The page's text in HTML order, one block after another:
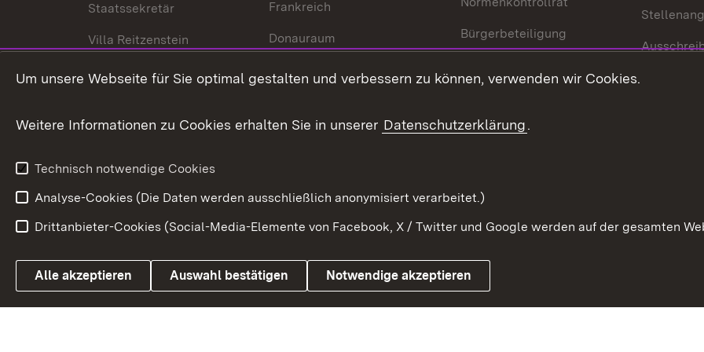
Staatssekretär
Villa Reitzenstein
Kontakt und Anfahrt
Frankreich
Donauraum
Dynamischer Europapool
Welt
Bürgerbeteiligung
Protokoll und
Link zum Landesportal
Impressum
Um unsere Webseite für Sie optimal gestalten und verbessern zu können, verwenden wir Cookies.
Weitere Informationen zu Cookies erhalten Sie in unserer Datenschutzerklärung.
Technisch notwendige Cookies
Analyse-Cookies (Die Daten werden ausschließlich anonymisiert verarbeitet.)
Drittanbieter-Cookies (Social-Media-Elemente von Facebook, X / Twitter und Google werden auf der gesamten
Alle akzeptieren Auswahl bestätigen Notwendige akzeptieren